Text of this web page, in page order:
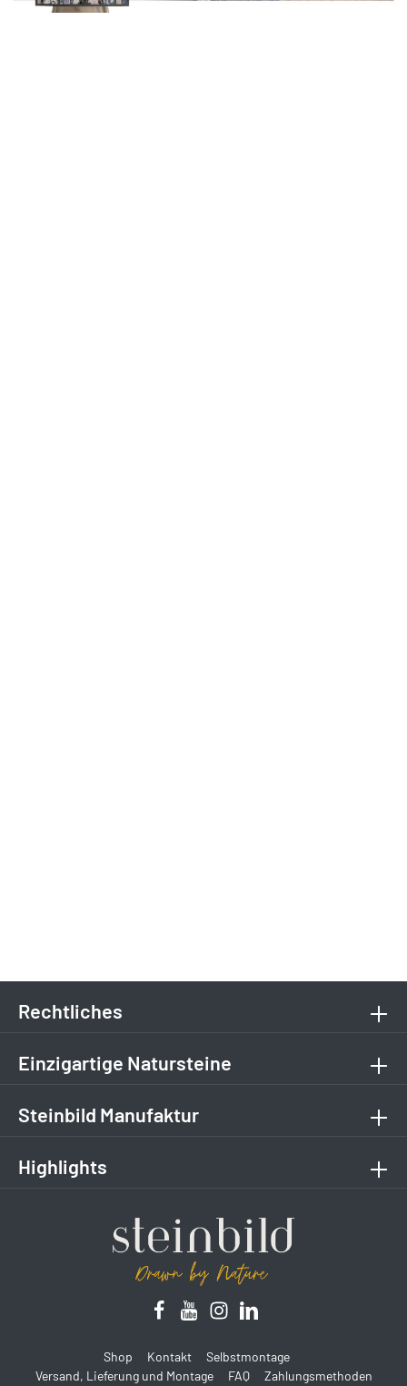
Rechtliches
Einzigartige Natursteine
Steinbild Manufaktur
Highlights
Shop Kontakt
Selbstmontage
Versand, Lieferung und Montage
FAQ Zahlungsmethoden